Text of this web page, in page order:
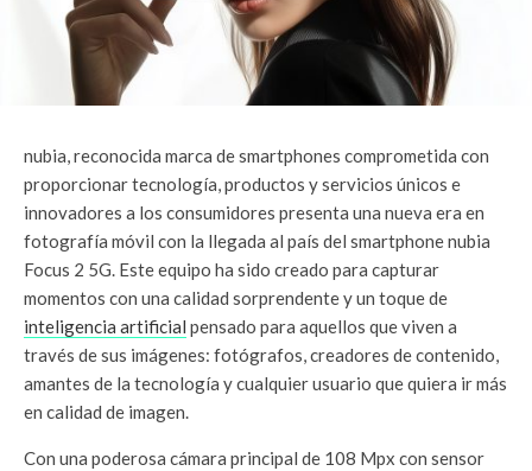
nubia, reconocida marca de smartphones comprometida con
proporcionar tecnología, productos y servicios únicos e
innovadores a los consumidores presenta una nueva era en
fotografía móvil con la llegada al país del smartphone nubia
Focus 2 5G. Este equipo ha sido creado para capturar
momentos con una calidad sorprendente y un toque de
inteligencia artificial pensado para aquellos que viven a
través de sus imágenes: fotógrafos, creadores de contenido,
amantes de la tecnología y cualquier usuario que quiera ir más
en calidad de imagen.
Con una poderosa cámara principal de 108 Mpx con sensor